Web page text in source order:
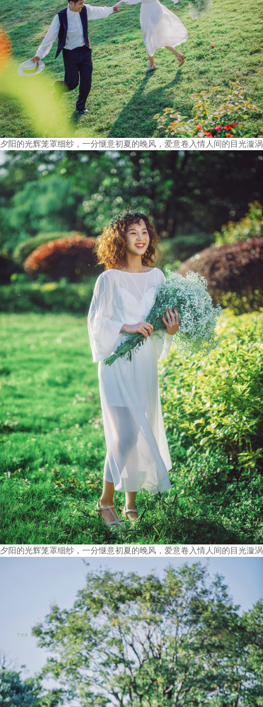
夕阳的光辉笼罩细纱，一分惬意初夏的晚风，爱意卷入情人间的目光漩涡
夕阳的光辉笼罩细纱，一分惬意初夏的晚风，爱意卷入情人间的目光漩涡